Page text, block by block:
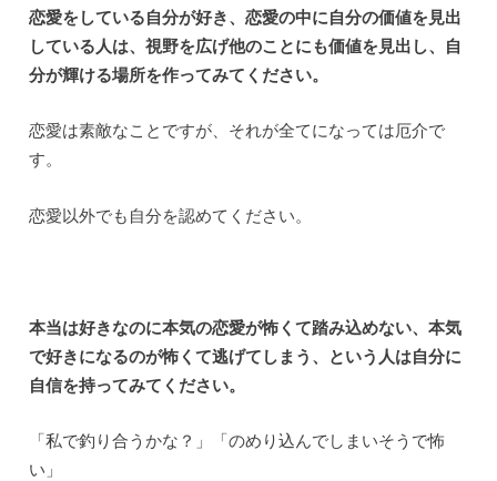
恋愛をしている自分が好き、恋愛の中に自分の価値を見出
している人は、視野を広げ他のことにも価値を見出し、自
分が輝ける場所を作ってみてください。
恋愛は素敵なことですが、それが全てになっては厄介で
す。
恋愛以外でも自分を認めてください。
本当は好きなのに本気の恋愛が怖くて踏み込めない、本気
で好きになるのが怖くて逃げてしまう、という人は自分に
自信を持ってみてください。
「私で釣り合うかな？」「のめり込んでしまいそうで怖
い」